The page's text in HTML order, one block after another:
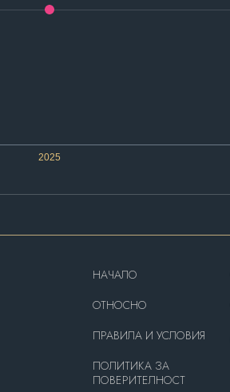
2025
HAЧАЛО
OТНОСНО
ПРАВИЛА И УСЛОВИЯ
ПОЛИТИКА ЗА
ПОВЕРИТЕЛНОСТ